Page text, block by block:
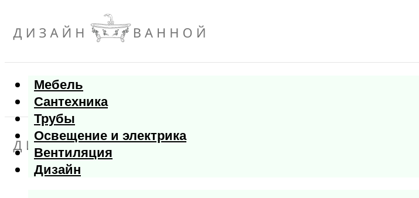
Мебель
Сантехника
Трубы
Освещение и электрика
Вентиляция
Дизайн